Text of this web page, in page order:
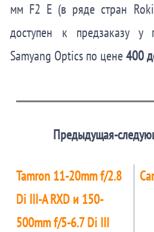
мм F2 E (в ряде стран
доступен к предзаказу у
Samyang Optics по цене400
Предыдущая-
Tamron 11-20mm f/2.8
Di III-A RXD и 150-
500mm f/5-6.7 Di III